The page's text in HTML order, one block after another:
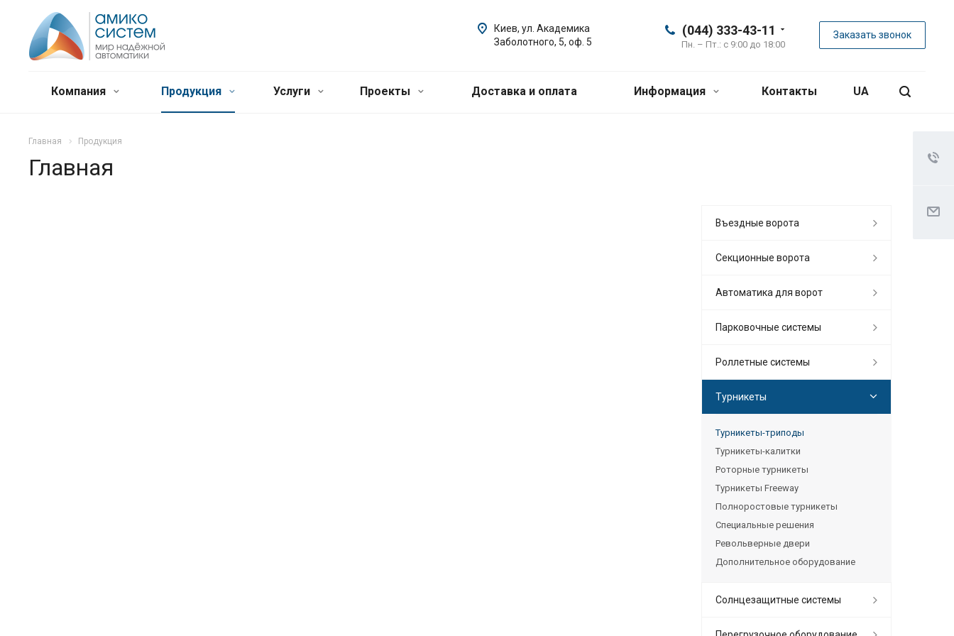
(044) 333-43-11
Пн. – Пт.: с 9:00 до 18:00
Заказать звонок
Киев, ул. Академика
Заболотного, 5, оф. 5
Компания Продукция Услуги Проекты Доставка и оплата Информация Контакты UA
Главная Продукция
Главная
Въездные ворота
Секционные ворота
Автоматика для ворот
Парковочные системы
Роллетные системы
Турникеты
Турникеты-триподы
Турникеты-калитки
Роторные турникеты
Турникеты Freeway
Полноростовые турникеты
Специальные решения
Револьверные двери
Дополнительное оборудование
Солнцезащитные системы